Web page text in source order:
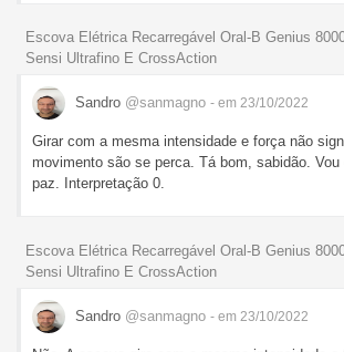
Escova Elétrica Recarregável Oral-B Genius
Sensi Ultrafino E CrossAction
Sandro @sanmagno - em 23/10/2022
Girar com a mesma intensidade e força não
movimento são se perca. Tá bom, sabidão.
paz. Interpretação 0.
Escova Elétrica Recarregável Oral-B Genius
Sensi Ultrafino E CrossAction
Sandro @sanmagno - em 23/10/2022